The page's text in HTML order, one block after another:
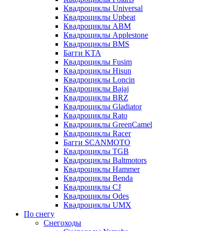
Квадроциклы Universal
Квадроциклы Upbeat
Квадроциклы ABM
Квадроциклы Applestone
Квадроциклы BMS
Багги KTA
Квадроциклы Fusim
Квадроциклы Hisun
Квадроциклы Loncin
Квадроциклы Bajaj
Квадроциклы BRZ
Квадроциклы Gladiator
Квадроциклы Rato
Квадроциклы GreenCamel
Квадроциклы Racer
Багги SCANMOTO
Квадроциклы TGB
Квадроциклы Baltmotors
Квадроциклы Hammer
Квадроциклы Benda
Квадроциклы CJ
Квадроциклы Odes
Квадроциклы UMX
По снегу
Снегоходы